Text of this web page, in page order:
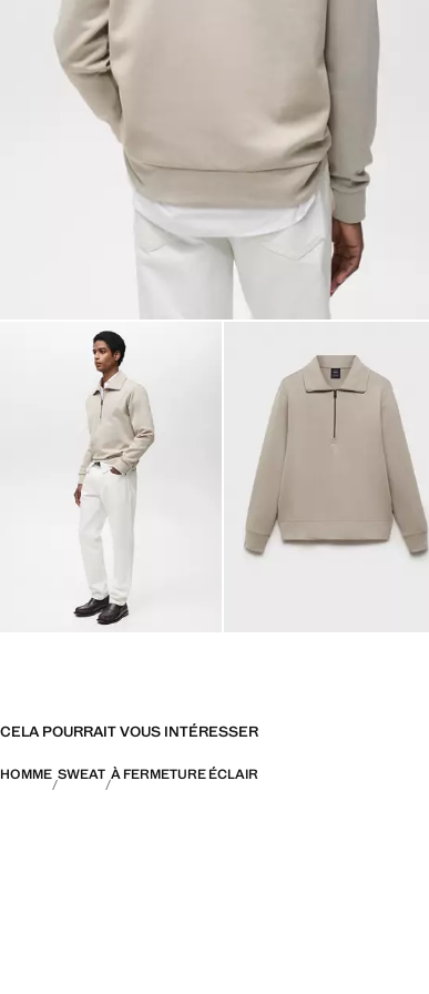
CELA POURRAIT VOUS INTÉRESSER
HOMME SWEAT À FERMETURE ÉCLAIR